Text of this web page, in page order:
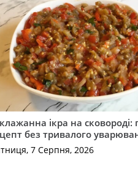
ікра на сковороді:
без тривалого
7 Серпня, 2026